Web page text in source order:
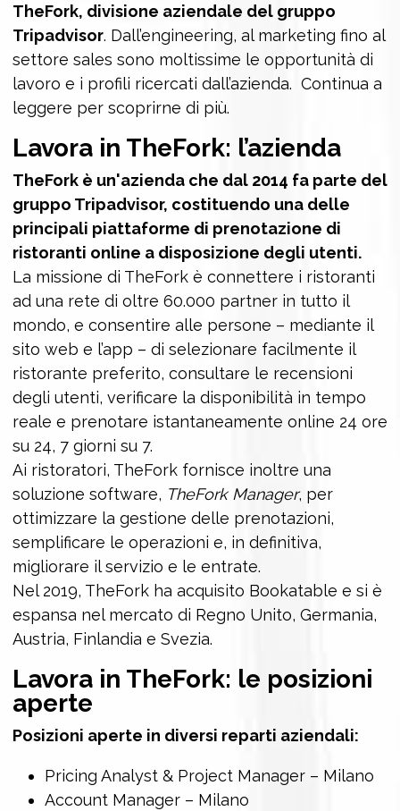
TheFork, divisione aziendale del gruppo
Tripadvisor. Dall’engineering, al marketing fino al
settore sales sono moltissime le opportunità di
lavoro e i profili ricercati dall’azienda. Continua a
leggere per scoprirne di più.
Lavora in TheFork: l’azienda
TheFork è un'azienda che dal 2014 fa parte del
gruppo Tripadvisor, costituendo una delle
principali piattaforme di prenotazione di
ristoranti online a disposizione degli utenti.
La missione di TheFork è connettere i ristoranti
ad una rete di oltre 60.000 partner in tutto il
mondo, e consentire alle persone – mediante il
sito web e l’app – di selezionare facilmente il
ristorante preferito, consultare le recensioni
degli utenti, verificare la disponibilità in tempo
reale e prenotare istantaneamente online 24 ore
su 24, 7 giorni su 7.
Ai ristoratori, TheFork fornisce inoltre una
soluzione software, TheFork Manager, per
ottimizzare la gestione delle prenotazioni,
semplificare le operazioni e, in definitiva,
migliorare il servizio e le entrate.
Nel 2019, TheFork ha acquisito Bookatable e si è
espansa nel mercato di Regno Unito, Germania,
Austria, Finlandia e Svezia.
Lavora in TheFork: le posizioni
aperte
Posizioni aperte in diversi reparti aziendali:
Pricing Analyst & Project Manager – Milano
Account Manager – Milano